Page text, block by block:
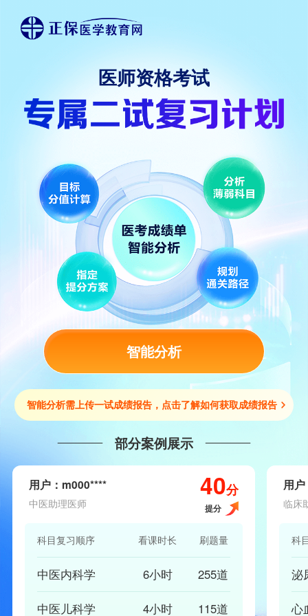
医师资格考试
智能分析
智能分析需上传一试成绩报告，点击了解如何获取成绩报告
部分案例展示
用户：m000****
中医助理医师
40分
提分
科目复习顺序 看课时长 刷题量
中医内科学 6小时 255道
中医儿科学 4小时 115道
用
临床
科
泌
心